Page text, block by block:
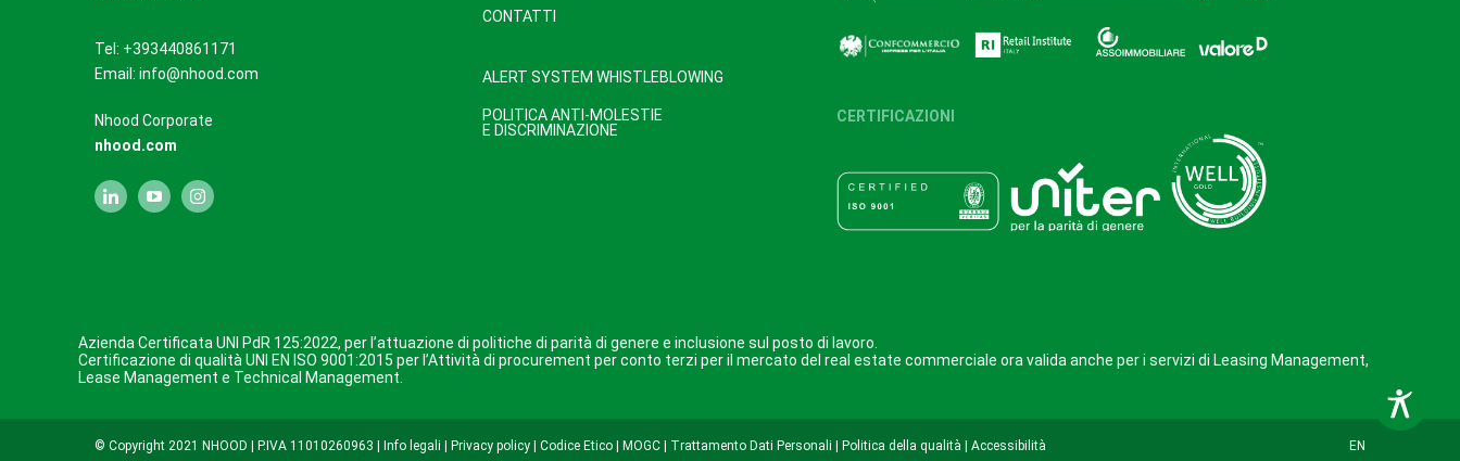
Tel: +393440861171
Email: info@nhood.com
Nhood Corporate
nhood.com
CONTATTI
ALERT SYSTEM WHISTLEBLOWING
POLITICA ANTI-MOLESTIE
E DISCRIMINAZIONE
CERTIFICAZIONI
Azienda Certificata UNI PdR 125:2022, per l’attuazione di politiche di parità di genere e inclusione sul posto di lavoro.
Certificazione di qualità UNI EN ISO 9001:2015 per l’Attività di procurement per conto terzi per il mercato del real estate commerciale ora valida anche per i servizi di Leasing Management,
Lease Management e Technical Management.
© Copyright 2021 NHOOD | P.IVA 11010260963 | Info legali | Privacy policy | Codice Etico | MOGC | Trattamento Dati Personali | Politica della qualità | Accessibilità EN